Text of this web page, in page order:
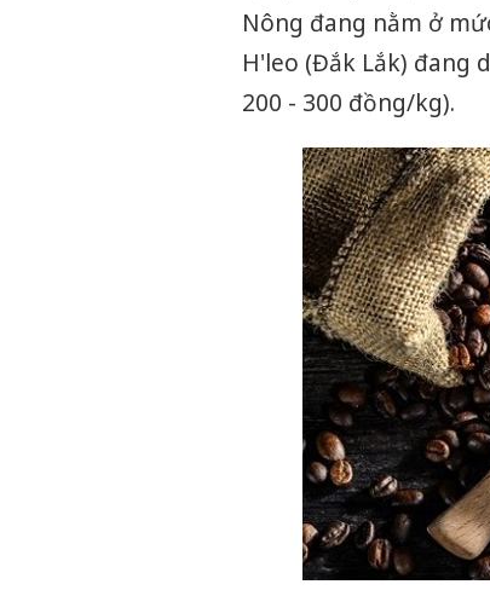
Nông đang nằm ở
H'leo (Đắk Lắk) đang
200 - 300 đồng/kg).